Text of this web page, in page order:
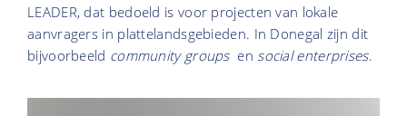
LEADER, dat bedoeld is voor projecten van lokale
aanvragers in plattelandsgebieden. In Donegal zijn dit
bijvoorbeeld community groupsen social enterprises.